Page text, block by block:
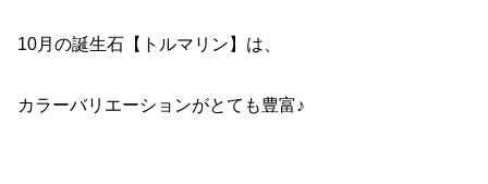
10月の誕生石【トルマリン】は、
カラーバリエーションがとても豊富♪